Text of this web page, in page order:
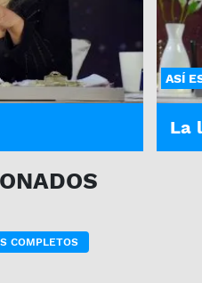
ASÍ
La
COMPLETOS